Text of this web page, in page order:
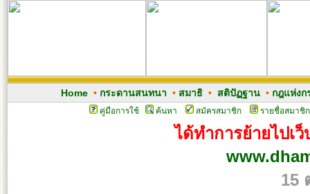
Home• กระดานสนทนา • สมาธิ• สติปัฏฐาน• กฎแห่งก
คู่มือการใช้ ค้นหา สมัครสมาชิก รายชื่อสมาชิก
ได้ทำการย้ายไปเ
15